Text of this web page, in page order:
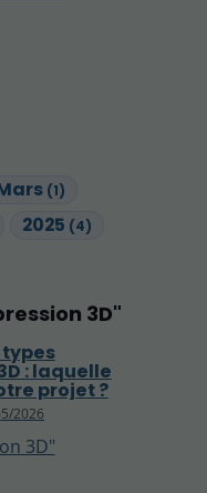
(1)
2025 (4)
3D"
2026
: laquelle
projet ?
3D"